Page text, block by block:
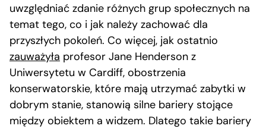
uwzględniać zdanie różnych grup społecznych na
temat tego, co i jak należy zachować dla
przyszłych pokoleń. Co więcej, jak ostatnio
zauważyła profesor Jane Henderson z
Uniwersytetu w Cardiff, obostrzenia
konserwatorskie, które mają utrzymać zabytki w
dobrym stanie, stanowią silne bariery stojące
między obiektem a widzem. Dlatego takie bariery